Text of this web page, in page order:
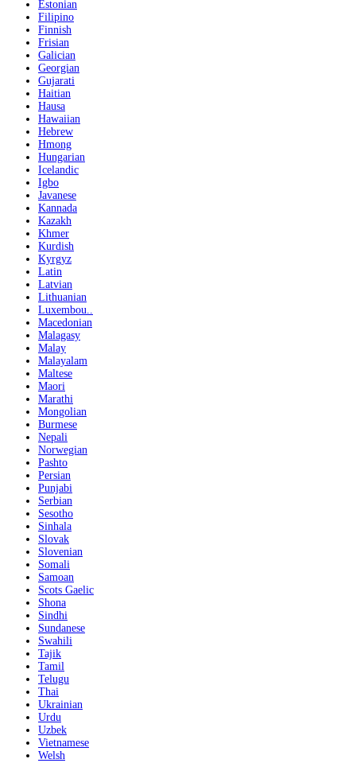
Estonian
Filipino
Finnish
Frisian
Galician
Georgian
Gujarati
Haitian
Hausa
Hawaiian
Hebrew
Hmong
Hungarian
Icelandic
Igbo
Javanese
Kannada
Kazakh
Khmer
Kurdish
Kyrgyz
Latin
Latvian
Lithuanian
Luxembou..
Macedonian
Malagasy
Malay
Malayalam
Maltese
Maori
Marathi
Mongolian
Burmese
Nepali
Norwegian
Pashto
Persian
Punjabi
Serbian
Sesotho
Sinhala
Slovak
Slovenian
Somali
Samoan
Scots Gaelic
Shona
Sindhi
Sundanese
Swahili
Tajik
Tamil
Telugu
Thai
Ukrainian
Urdu
Uzbek
Vietnamese
Welsh